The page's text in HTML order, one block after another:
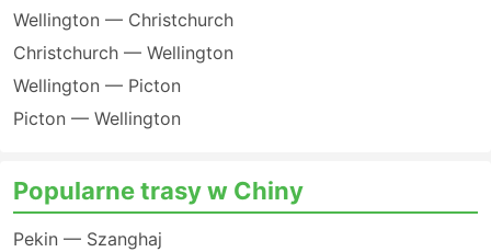
Wellington — Christchurch
Christchurch — Wellington
Wellington — Picton
Picton — Wellington
Popularne trasy w Chiny
Pekin — Szanghaj